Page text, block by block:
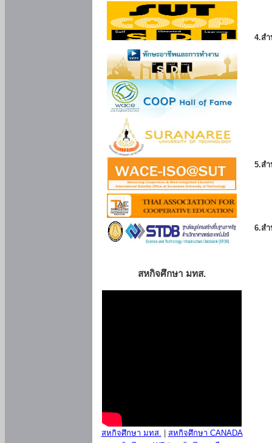
สหกิจศึกษา มทส.
สหกิจศึกษา มทส.
สหกิจศึกษา CANADA
4.ส
5.ส
6.ส